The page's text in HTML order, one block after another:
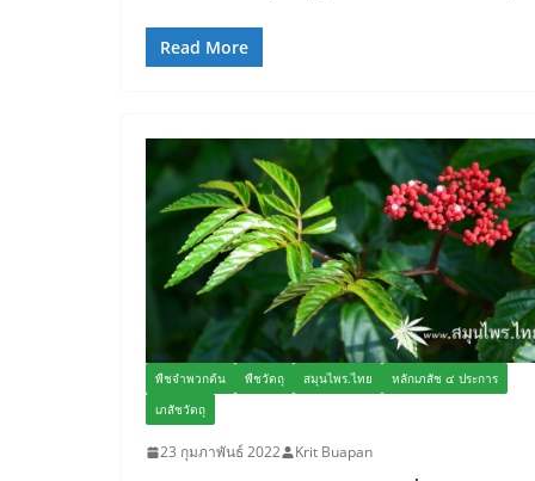
Read More
พืชจำพวกต้น พืชวัตถุ สมุนไพร.ไทย
หลักเภสัช ๔ ประการ
เภสัชวัตถุ
23 กุมภาพันธ์ 2022 Krit Buapan